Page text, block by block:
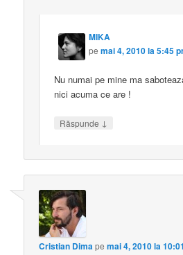
MIKA
pemai 4, 2010 la 5:45
Nu numai pe mine ma
nici acuma ce are !
Răspunde ↓
Cristian Dimapemai 4, 2010 la